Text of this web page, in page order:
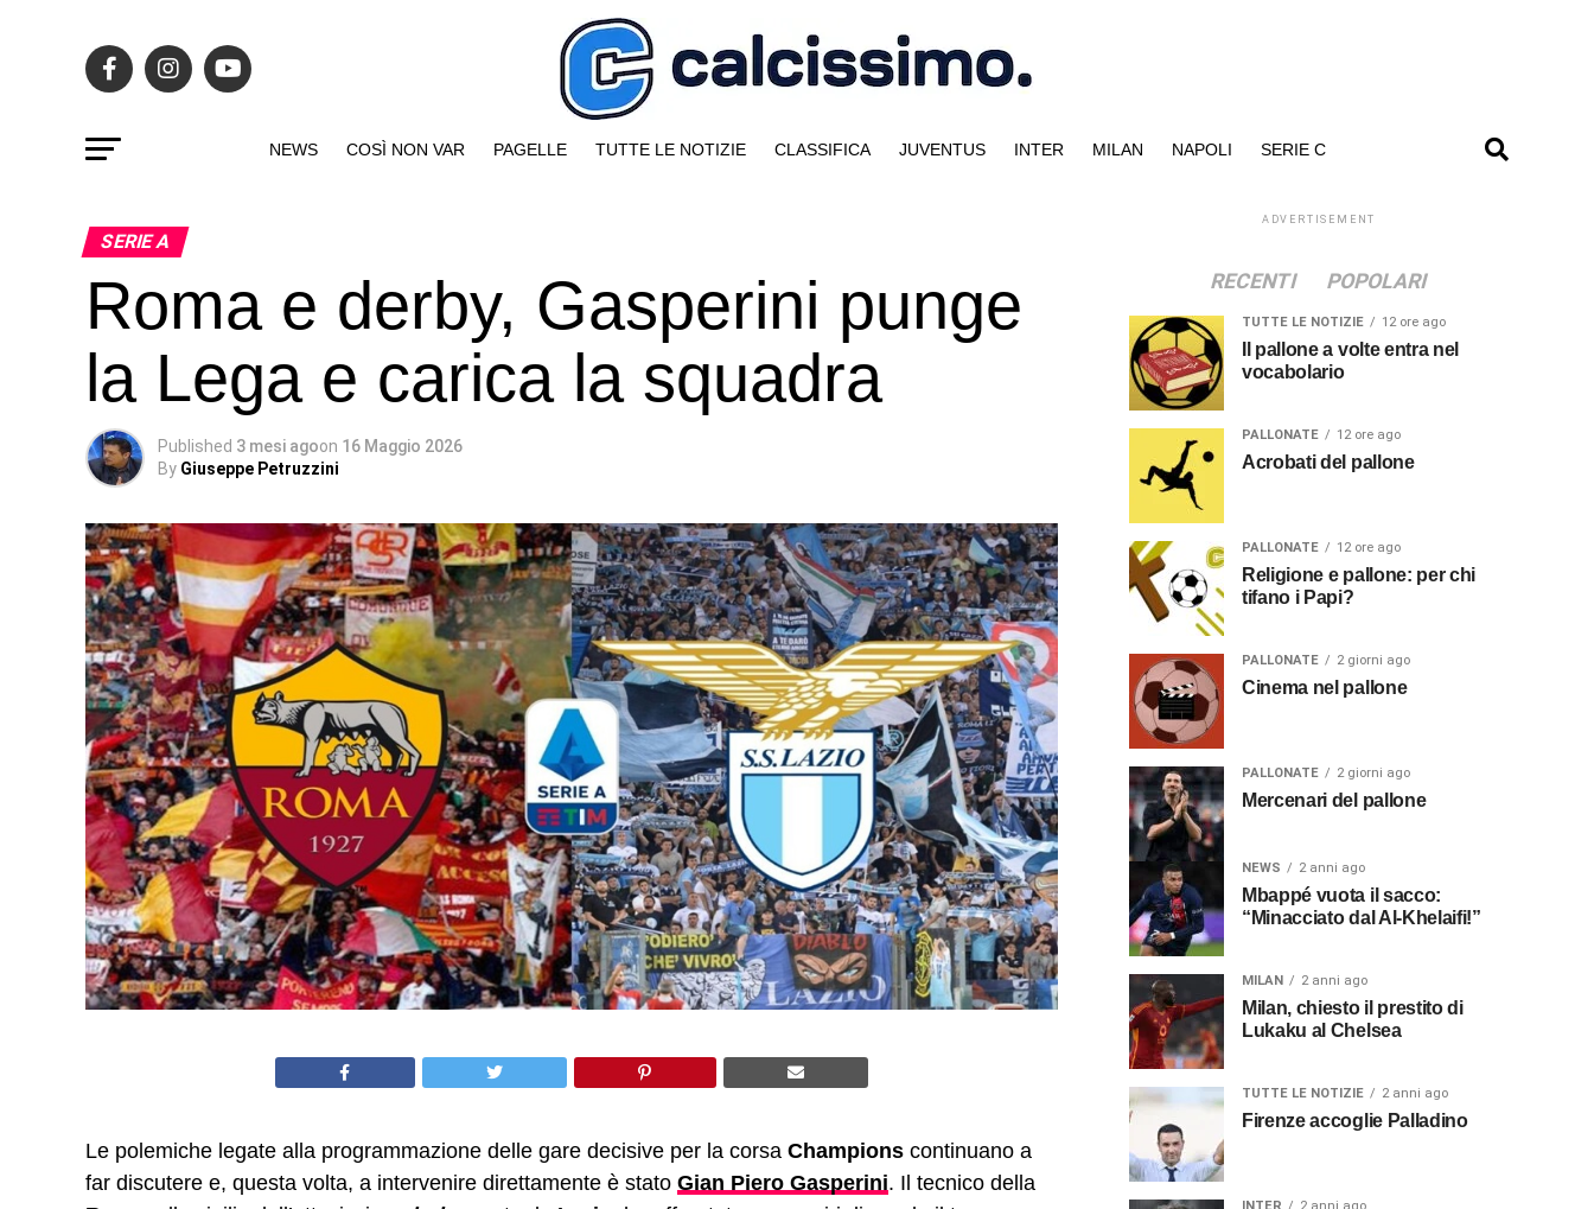
NEWS COSÌ NON VAR PAGELLE TUTTE LE NOTIZIE CLASSIFICA JUVENTUS INTER MILAN NAPOLI SERIE C
SERIE A
Roma e derby, Gasperini punge
la Lega e carica la squadra
Published 3 mesi agoon 16 Maggio 2026
By Giuseppe Petruzzini
Le polemiche legate alla programmazione delle gare decisive per la corsa Champions continuano a
far discutere e, questa volta, a intervenire direttamente è stato Gian Piero Gasperini. Il tecnico della
ADVERTISEMENT
RECENTI POPOLARI
TUTTE LE NOTIZIE 12 ore ago
Il pallone a volte entra nel
vocabolario
PALLONATE 12 ore ago
Acrobati del pallone
PALLONATE 12 ore ago
Religione e pallone: per chi
tifano i Papi?
PALLONATE 2 giorni ago
Cinema nel pallone
PALLONATE 2 giorni ago
Mercenari del pallone
NEWS 2 anni ago
Mbappé vuota il sacco:
“Minacciato dal Al-Khelaifi!”
MILAN 2 anni ago
Milan, chiesto il prestito di
Lukaku al Chelsea
TUTTE LE NOTIZIE 2 anni ago
Firenze accoglie Palladino